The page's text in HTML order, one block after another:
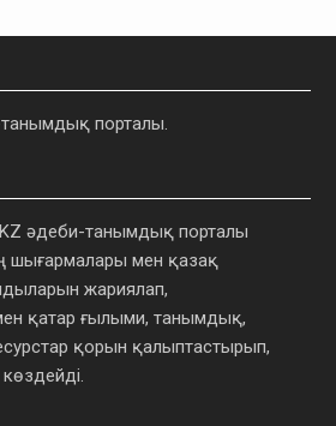
порталы.
әдеби-танымдық порталы
мен қазақ
жариялап,
қатар ғылыми, танымдық,
қорын қалыптастырып,